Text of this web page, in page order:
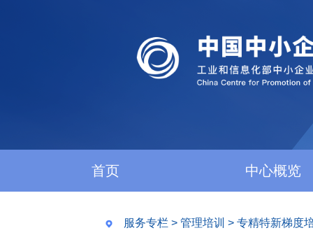
首页 中心概览
服务专栏 > 管理培训 > 专精特新梯度